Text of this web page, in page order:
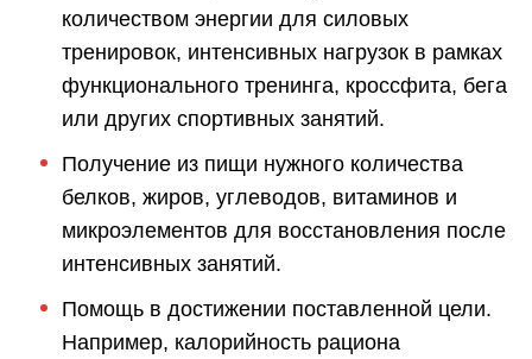
количеством энергии для силовых
тренировок, интенсивных нагрузок в рамках
функционального тренинга, кроссфита, бега
или других спортивных занятий.
Получение из пищи нужного количества
белков, жиров, углеводов, витаминов и
микроэлементов для восстановления после
интенсивных занятий.
Помощь в достижении поставленной цели.
Например, калорийность рациона